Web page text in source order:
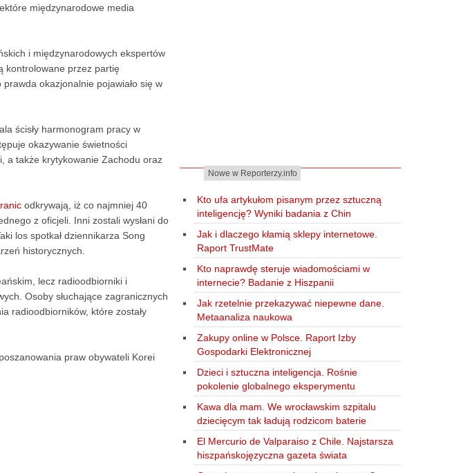
międzynarodowe media
i międzynarodowych ekspertów
kontrolowane przez partię
okazjonalnie pojawiało się w
ścisły harmonogram pracy w
okazywanie świetności
a także krytykowanie Zachodu oraz
odkrywają, iż co najmniej 40
z oficjeli. Inni zostali wysłani do
los spotkał dziennikarza Song
historycznych.
lecz radioodbiorniki i
Osoby słuchające zagranicznych
radioodbiorników, które zostały
praw obywateli Korei
Nowe w Reporterzy.info
Kto ufa artykułom pisanym przez sztuczną
inteligencję? Wyniki badania z Chin
Jak i dlaczego kłamią sklepy internetowe.
Raport TrustMate
Kto naprawdę steruje wiadomościami w
internecie? Badanie z Hiszpanii
Jak rzetelnie przekazywać niepewne dane.
Metaanaliza naukowa
Zakupy online w Polsce. Raport Izby
Gospodarki Elektronicznej
Dzieci i sztuczna inteligencja. Rośnie
pokolenie globalnego eksperymentu
Kawa dla mam. We wrocławskim szpitalu
dziecięcym tak ładują rodzicom baterie
El Mercurio de Valparaiso z Chile. Najstarsza
hiszpańskojęzyczna gazeta świata